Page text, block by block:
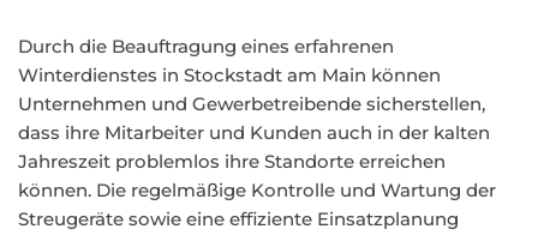
Durch die Beauftragung eines erfahrenen
Winterdienstes in Stockstadt am Main können
Unternehmen und Gewerbetreibende sicherstellen,
dass ihre Mitarbeiter und Kunden auch in der kalten
Jahreszeit problemlos ihre Standorte erreichen
können. Die regelmäßige Kontrolle und Wartung der
Streugeräte sowie eine effiziente Einsatzplanung